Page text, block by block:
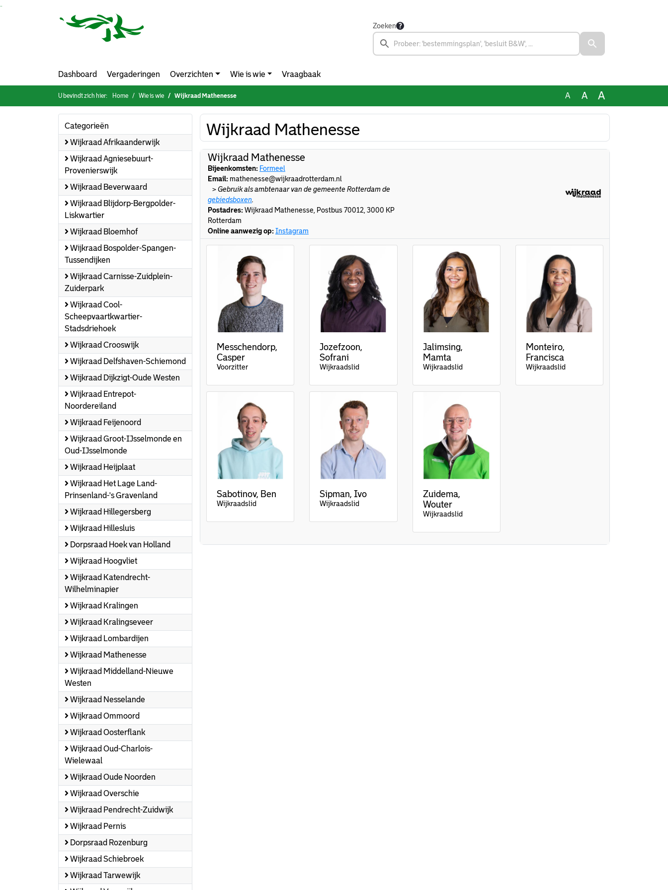
Ga naar de inhoud van deze pagina
Zoeken
Dashboard Vergaderingen Overzichten Wie is wie Vraagbaak
U bevindt zich hier: Home Wie is wie Wijkraad Mathenesse A A A
Categorieën
Wijkraad Afrikaanderwijk
Provenierswijk
Wijkraad Beverwaard
Liskwartier
Wijkraad Bloemhof
Tussendijken
Zuiderpark
Scheepvaartkwartier-
Stadsdriehoek
Wijkraad Crooswijk
Wijkraad Delfshaven-Schiemond
Wijkraad Dijkzigt-Oude Westen
Noordereiland
Wijkraad Feijenoord
Oud-IJsselmonde
Wijkraad Heijplaat
Prinsenland-'s Gravenland
Wijkraad Hillegersberg
Wijkraad Hillesluis
Dorpsraad Hoek van Holland
Wijkraad Hoogvliet
Wilhelminapier
Wijkraad Kralingen
Wijkraad Kralingseveer
Wijkraad Lombardijen
Wijkraad Mathenesse
Westen
Wijkraad Nesselande
Wijkraad Ommoord
Wijkraad Oosterflank
Wielewaal
Wijkraad Oude Noorden
Wijkraad Overschie
Wijkraad Pendrecht-Zuidwijk
Wijkraad Pernis
Dorpsraad Rozenburg
Wijkraad Schiebroek
Wijkraad Tarwewijk
Wijkraad Mathenesse
Wijkraad Mathenesse
Bijeenkomsten: Formeel
Email: mathenesse@wijkraadrotterdam.nl
>Gebruik als ambtenaar van de gemeente Rotterdam de
gebiedsboxen.
Postadres:Wijkraad Mathenesse, Postbus 70012, 3000 KP
Rotterdam
Online aanwezig op:Instagram
Messchendorp,
Casper
Voorzitter
Jozefzoon,
Sofrani
Wijkraadslid
Jalimsing,
Mamta
Wijkraadslid
Monteiro,
Francisca
Wijkraadslid
Sabotinov, Ben
Wijkraadslid
Sipman, Ivo
Wijkraadslid
Zuidema,
Wouter
Wijkraadslid